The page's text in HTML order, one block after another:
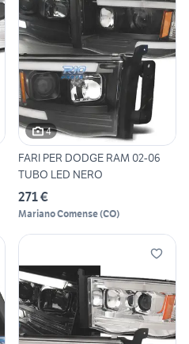
4
FARI PER DODGE RAM 02-06
TUBO LED NERO
271 €
Mariano Comense(CO)